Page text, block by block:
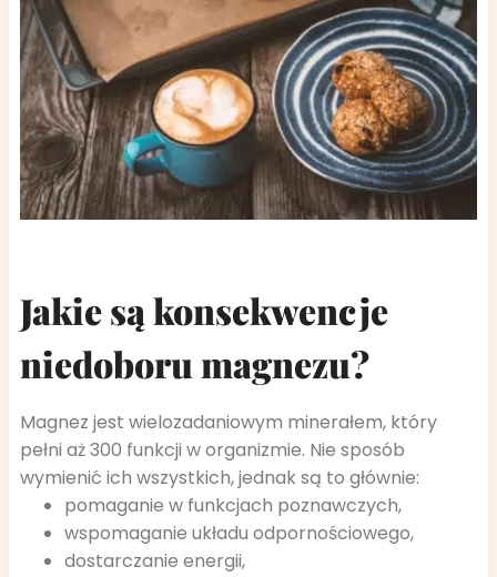
Jakie są konsekwencje
niedoboru magnezu?
Magnez jest wielozadaniowym minerałem, który
pełni aż 300 funkcji w organizmie. Nie sposób
wymienić ich wszystkich, jednak są to głównie:
pomaganie w funkcjach poznawczych,
wspomaganie układu odpornościowego,
dostarczanie energii,